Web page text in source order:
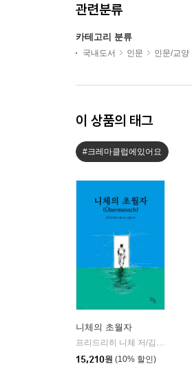
관련분류
카테고리 분류
국내도서 인문 인문/교양
이 상품의 태그
#크레마클럽에있어요
니체의 초월자
프리드리히 니체 저/김철 편역
15,210원 (10% 할인)